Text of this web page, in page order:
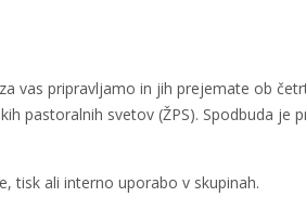
vas pripravljamo in jih prejemate ob
pastoralnih svetov (ŽPS). Spodbuda je
tisk ali interno uporabo v skupinah.